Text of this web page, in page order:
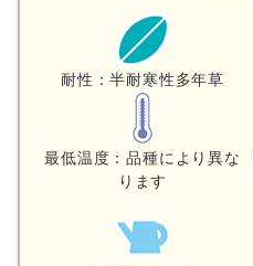
耐性：半耐寒性多年草
最低温度：品種により異な
ります